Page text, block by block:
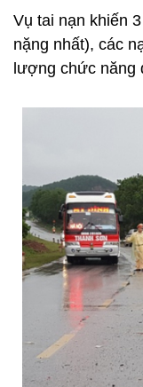
Vụ tai nạn khiến
nặng nhất), các
lượng chức năng